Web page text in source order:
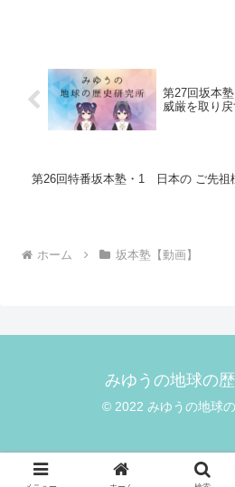
第27回坂本
威厳を取り戻
第26回特番坂本塾・1 日本の ご先祖
ホーム 坂本塾【動画】
みゆうの地球の
© 2022 みゆうの地球